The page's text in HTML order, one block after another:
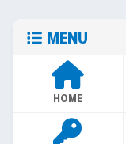
MENU
HOME